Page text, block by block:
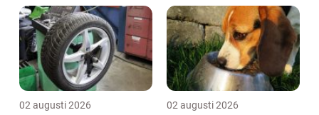
02 augusti 2026 02 augusti 2026